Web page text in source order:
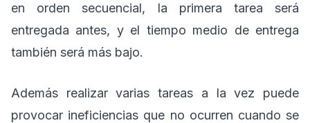
en orden secuencial, la primera tarea será
entregada antes, y el tiempo medio de entrega
también será más bajo.
Además realizar varias tareas a la vez puede
provocar ineficiencias que no ocurren cuando se